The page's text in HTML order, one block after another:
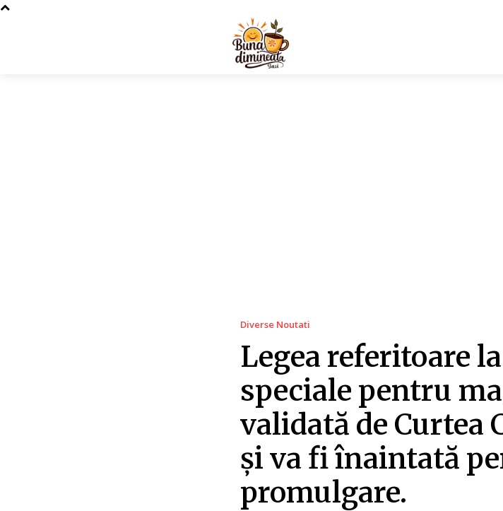
Diverse Noutati
Legea referitoare
speciale pentru
validată de Curtea
și va fi înaintată
promulgare.